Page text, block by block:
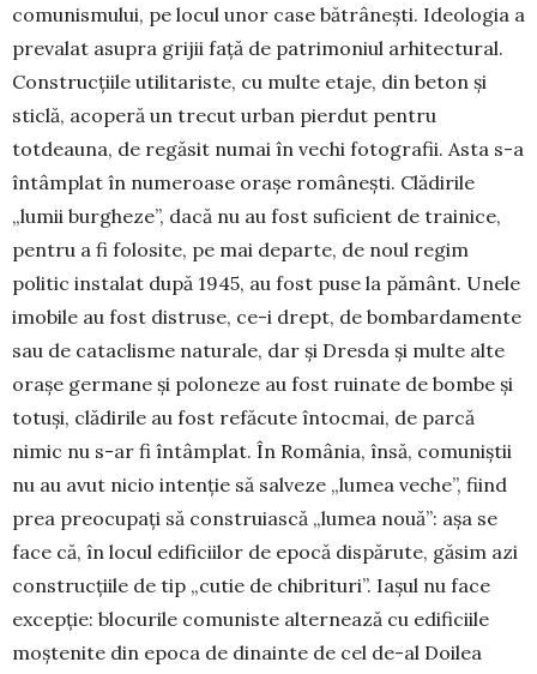
comunismului, pe locul unor case bătrânești. Ideologia a
prevalat asupra grijii față de patrimoniul arhitectural.
Construcțiile utilitariste, cu multe etaje, din beton și
sticlă, acoperă un trecut urban pierdut pentru
totdeauna, de regăsit numai în vechi fotografii. Asta s-a
întâmplat în numeroase orașe românești. Clădirile
„lumii burgheze”, dacă nu au fost suficient de trainice,
pentru a fi folosite, pe mai departe, de noul regim
politic instalat după 1945, au fost puse la pământ. Unele
imobile au fost distruse, ce-i drept, de bombardamente
sau de cataclisme naturale, dar și Dresda și multe alte
orașe germane și poloneze au fost ruinate de bombe și
totuși, clădirile au fost refăcute întocmai, de parcă
nimic nu s-ar fi întâmplat. În România, însă, comuniștii
nu au avut nicio intenție să salveze „lumea veche”, fiind
prea preocupați să construiască „lumea nouă”: așa se
face că, în locul edificiilor de epocă dispărute, ­găsim azi
construcțiile de tip „cutie de chibrituri”. Iașul nu face
excepție: blocurile comuniste alternează cu edificiile
moștenite din epoca de dinainte de cel de-al Doilea